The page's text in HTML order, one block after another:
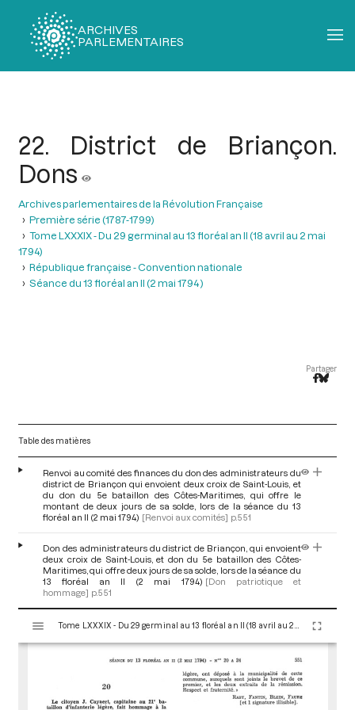
ARCHIVES
PARLEMENTAIRES
22. District de Briançon.
Dons
Archives parlementaires de la Révolution Française
Première série (1787-1799)
Tome LXXXIX - Du 29 germinal au 13 floréal an II (18 avril au 2 mai
1794)
République française - Convention nationale
Séance du 13 floréal an II (2 mai 1794 )
Partager
Table des matières
Renvoi au comité des finances du don des administrateurs du
district de Briançon qui envoient deux croix de Saint-Louis, et
du don du 5e bataillon des Côtes-Maritimes, qui offre le
montant de deux jours de sa solde, lors de la séance du 13
floréal an II (2 mai 1794) [Renvoi aux comités] p.551
Don des administrateurs du district de Briançon, qui envoient
deux croix de Saint-Louis, et don du 5e bataillon des Côtes-
Maritimes, qui offre deux jours de sa solde, lors de la séance du
13 floréal an II (2 mai 1794) [Don patriotique et
hommage] p.551
s